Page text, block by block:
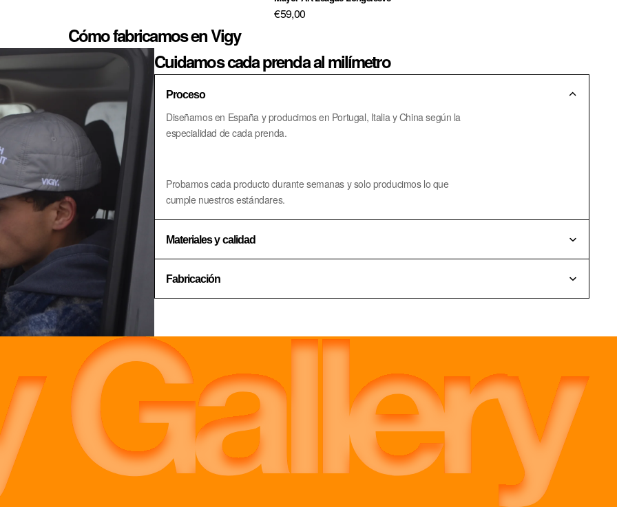
€59,00
Cómo fabricamos en Vigy
Cuidamos cada prenda al milímetro
Proceso
Diseñamos en España y producimos en Portugal, Italia y China según la
especialidad de cada prenda.
Probamos cada producto durante semanas y solo producimos lo que
cumple nuestros estándares.
Materiales y calidad
Fabricación